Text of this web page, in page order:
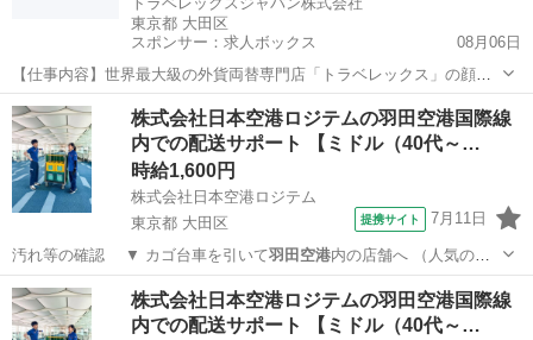
東京都 大田区
スポンサー：求人ボックス
08月06日
【仕事内容】世界最大級の外貨両替専門店「トラベレックス」の顔と
して、旅の始まりと終わりをサポートするお仕事です。お客様からの
「ありがとう」が直接聞ける、やりがいの大きなポジションです。 コ
コが魅力!働きやすさも抜群 年間休日122...
正社員
株式会社日本空港ロジテムの羽田空港国際線
内での配送サポート 【ミドル（40代～…
時給1,600円
株式会社日本空港ロジテム
東京都 大田区
提携サイト 7月11日
汚れ等の確認 ▼ カゴ台車を引いて羽田空港内の店舗へ （人気のお
土産品等）歩い…
東京 大田区 倉庫管理
株式会社日本空港ロジテムの羽田空港国際線
内での配送サポート 【ミドル（40代～…